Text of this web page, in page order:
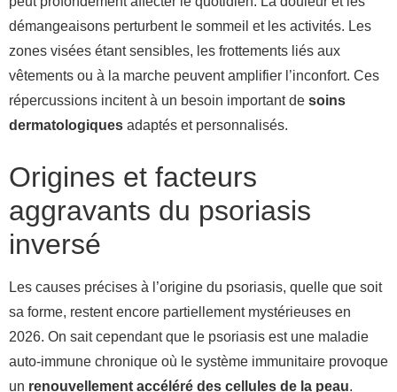
démangeaisons perturbent le sommeil et les activités. Les
zones visées étant sensibles, les frottements liés aux
vêtements ou à la marche peuvent amplifier l’inconfort. Ces
répercussions incitent à un besoin important de soins
dermatologiques adaptés et personnalisés.
Origines et facteurs
aggravants du psoriasis
inversé
Les causes précises à l’origine du psoriasis, quelle que soit
sa forme, restent encore partiellement mystérieuses en
2026. On sait cependant que le psoriasis est une maladie
auto-immune chronique où le système immunitaire provoque
un renouvellement accéléré des cellules de la peau.